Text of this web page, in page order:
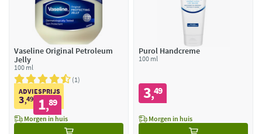
Vaseline Original Petroleum
Jelly
100 ml
1
ADVIESPRIJS
3,49 1,89
Morgen in huis
Purol Handcreme
100 ml
3,49
Morgen in huis